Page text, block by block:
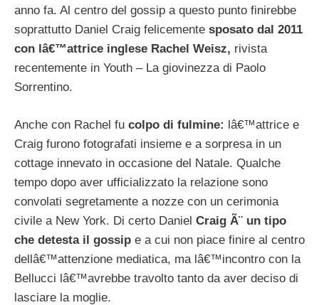
anno fa. Al centro del gossip a questo punto finirebbe
soprattutto Daniel Craig felicemente sposato dal 2011
con lâ€™attrice inglese Rachel Weisz, rivista
recentemente in Youth – La giovinezza di Paolo
Sorrentino.
Anche con Rachel fu colpo di fulmine: lâ€™attrice e
Craig furono fotografati insieme e a sorpresa in un
cottage innevato in occasione del Natale. Qualche
tempo dopo aver ufficializzato la relazione sono
convolati segretamente a nozze con un cerimonia
civile a New York. Di certo Daniel Craig Ã¨ un tipo
che detesta il gossip e a cui non piace finire al centro
dellâ€™attenzione mediatica, ma lâ€™incontro con la
Bellucci lâ€™avrebbe travolto tanto da aver deciso di
lasciare la moglie.